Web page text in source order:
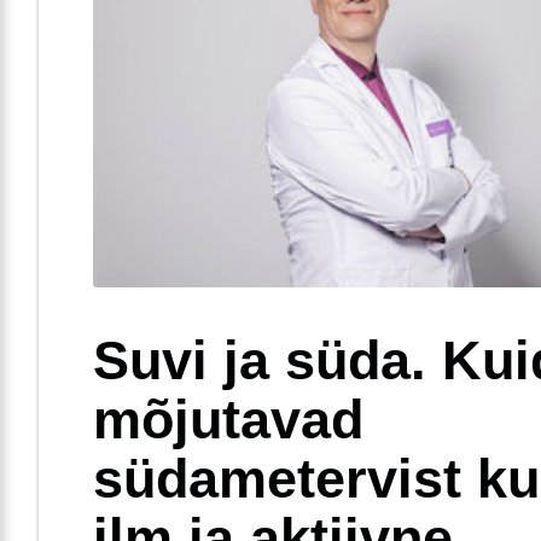
Suvi ja süda.
mõjutavad
südametervist